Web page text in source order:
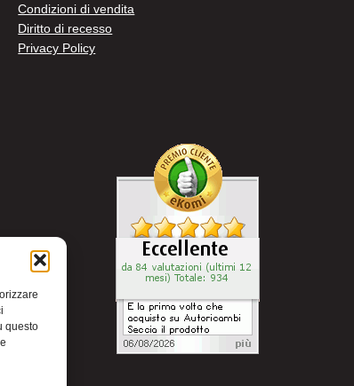
questo
Condizioni di vendita
Diritto di recesso
Privacy Policy